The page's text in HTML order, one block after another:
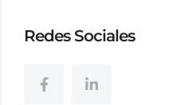
Redes Sociales